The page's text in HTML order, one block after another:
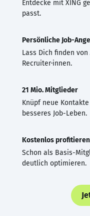
Entdecke mit XING
passt.
Persönliche Job-
Lass Dich finden
Recruiter·innen.
21 Mio. Mitglieder
Knüpf neue
besseres Job-Leben.
Kostenlos profitieren
Schon als Basis-
deutlich optimieren.